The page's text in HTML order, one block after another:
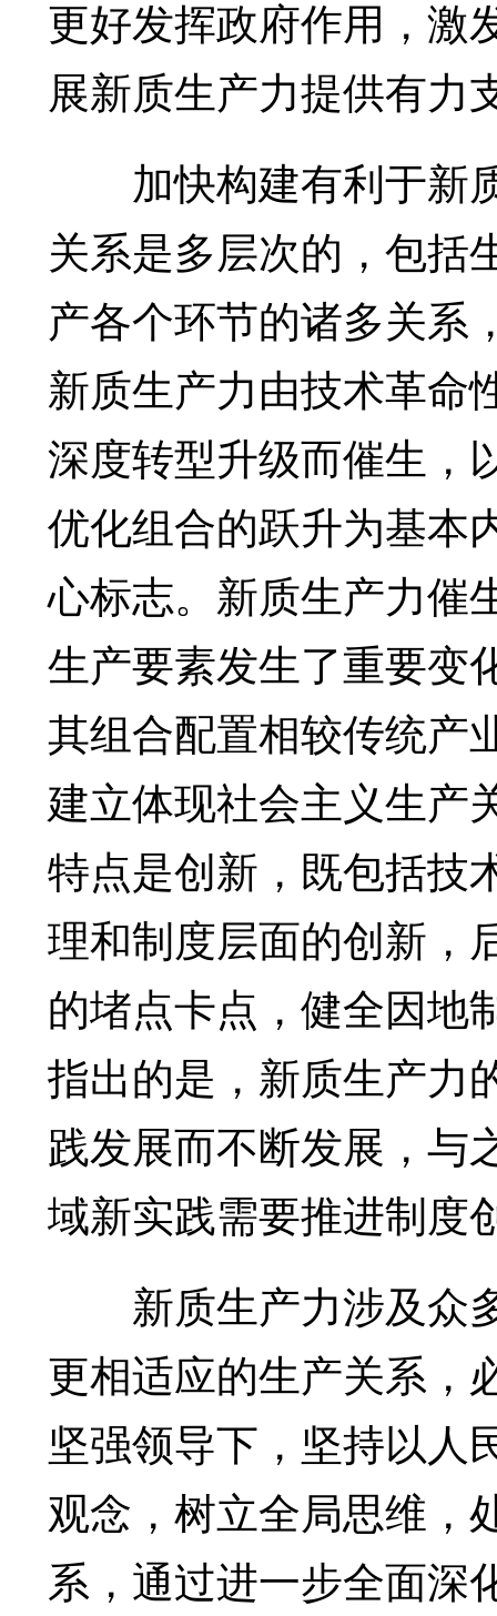
更好发挥政府作用，激
展新质生产力提供有力
加快构建有利于新
关系是多层次的，包括
产各个环节的诸多关系
新质生产力由技术革命
深度转型升级而催生，
优化组合的跃升为基本
心标志。新质生产力催
生产要素发生了重要变
其组合配置相较传统产
建立体现社会主义生产
特点是创新，既包括技
理和制度层面的创新，
的堵点卡点，健全因地
指出的是，新质生产力
践发展而不断发展，与
域新实践需要推进制度
新质生产力涉及众
更相适应的生产关系，
坚强领导下，坚持以人
观念，树立全局思维，
系，通过进一步全面深